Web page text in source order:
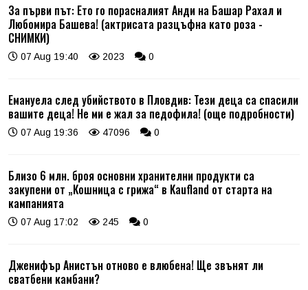
За първи път: Ето го порасналият Анди на Башар Рахал и
Любомира Башева! (актрисата разцъфна като роза -
СНИМКИ)
07 Aug 19:40 2023 0
Емануела след убийството в Пловдив: Тези деца са спасили
вашите деца! Не ми е жал за педофила! (още подробности)
07 Aug 19:36 47096 0
Близо 6 млн. броя основни хранителни продукти са
закупени от „Кошница с грижа“ в Kaufland от старта на
кампанията
07 Aug 17:02 245 0
Дженифър Анистън отново е влюбена! Ще звънят ли
сватбени камбани?